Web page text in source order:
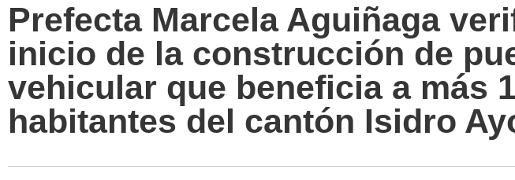
Prefecta Marcela Aguiñaga
inicio de la construcción de
vehicular que beneficia a más
habitantes del cantón Isidro